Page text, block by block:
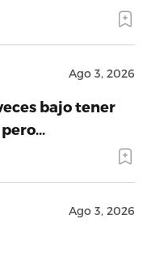
Ago 3, 2026
bajo tener
pero…
Ago 3, 2026